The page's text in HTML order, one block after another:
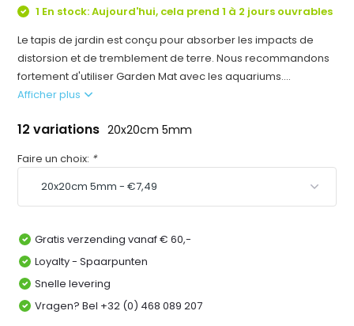
1 En stock: Aujourd'hui, cela prend 1 à 2 jours ouvrables
Le tapis de jardin est conçu pour absorber les impacts de
distorsion et de tremblement de terre. Nous recommandons
fortement d'utiliser Garden Mat avec les aquariums....
Afficher plus
12 variations 20x20cm 5mm
Faire un choix: *
Gratis verzending vanaf € 60,-
Loyalty - Spaarpunten
Snelle levering
Vragen? Bel +32 (0) 468 089 207